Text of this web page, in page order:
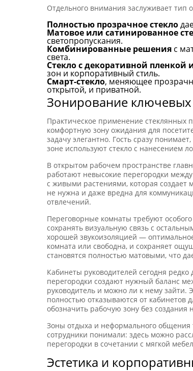
Отдельного внимания заслуживает тип
Полностью прозрачное стекло
Матовое или сатинированное
светопропускания.
Комбинированные решения с
света.
Стекло с декоративной пленкой
зон и корпоративный стиль.
Смарт-стекло, меняющее
открытой, и приватной.
Зонирование
Практическое применение стеклянных
комфортную зону ожидания для
задачу элегантно. Гость сразу
зоне используют стекло с нанесением
В открытом рабочем пространстве
работают невысокие перегородки
с живыми растениями, которая создает
не нужна и даже вредна для
отвлечений.
Переговорные комнаты требуют
сохранять визуальную связь с
хорошей звукоизоляцией —
комната или свободна, и сохраняет
становятся полностью матовыми, что
Кабинеты руководителей сегодня
перегородки создают нужный баланс
руководитель и можно ли к нему зайти.
полностью отказываются от кабинетов
обозначить рабочую зону без создания
Зоны отдыха и неформального общения
сотрудники понимали: здесь можно
перегородки в сочетании с мягкой
Эстетика и